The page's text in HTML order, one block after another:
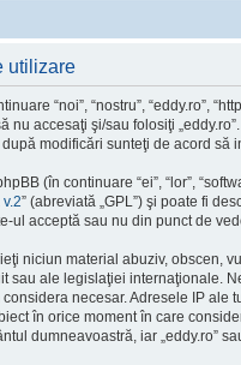
utilizare
“noi”, “nostru”, “eddy.ro”,
nu accesaţi şi/sau folosiţi
după modificări sunteţi de acord
(în continuare “ei”, “lor”,
” (abreviată „GPL”) şi poate fi
ul acceptă sau nu din punct de
niciun material abuziv, obscen,
sau ale legislaţiei internaţionale.
necesar. Adresele IP ale
în orice moment în care
dumneavoastră, iar „eddy.ro”